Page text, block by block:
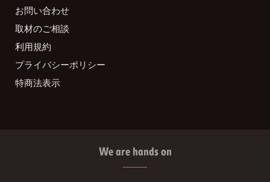
お問い合わせ
取材のご相談
利用規約
プライバシーポリシー
特商法表示
We are hands on